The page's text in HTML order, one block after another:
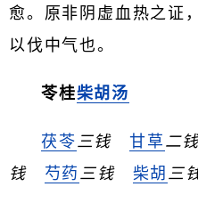
愈。原非阴虚血热之证
以伐中气也。
苓桂柴胡汤
茯苓三钱 甘草 二
钱
芍药 三钱 柴胡 三